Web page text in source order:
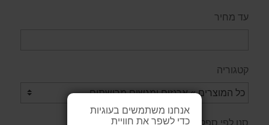
אנחנו משתמשים בעוגיות
כדי לשפר את חוויית
עד מחיר
קטגוריה
סנן לפי ספק / יצרן